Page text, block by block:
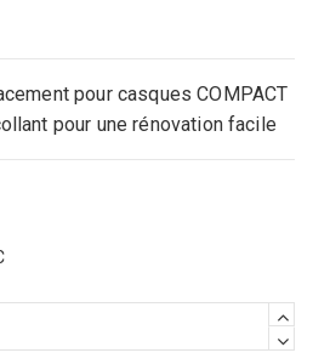
pour casques COMPACT
pour une rénovation facile